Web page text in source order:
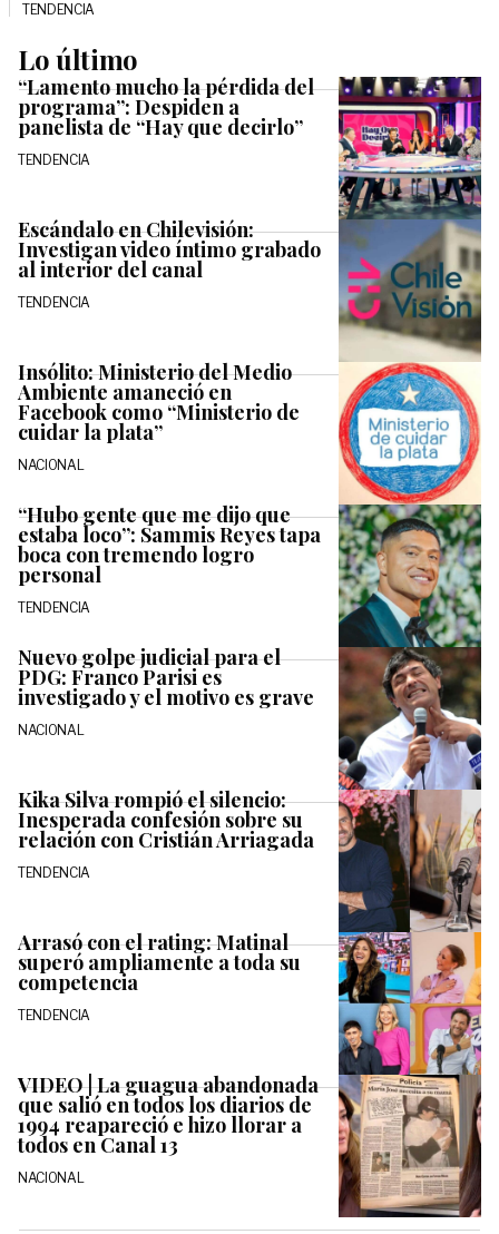
TENDENCIA
Lo último
“Lamento mucho la pérdida del
programa”: Despiden a
panelista de “Hay que decirlo”
TENDENCIA
Escándalo en Chilevisión:
Investigan video íntimo grabado
al interior del canal
TENDENCIA
Insólito: Ministerio del Medio
Ambiente amaneció en
Facebook como “Ministerio de
cuidar la plata”
NACIONAL
“Hubo gente que me dijo que
estaba loco”: Sammis Reyes tapa
boca con tremendo logro
personal
TENDENCIA
Nuevo golpe judicial para el
PDG: Franco Parisi es
investigado y el motivo es grave
NACIONAL
Kika Silva rompió el silencio:
Inesperada confesión sobre su
relación con Cristián Arriagada
TENDENCIA
Arrasó con el rating: Matinal
superó ampliamente a toda su
competencia
TENDENCIA
VIDEO | La guagua abandonada
que salió en todos los diarios de
1994 reapareció e hizo llorar a
todos en Canal 13
NACIONAL